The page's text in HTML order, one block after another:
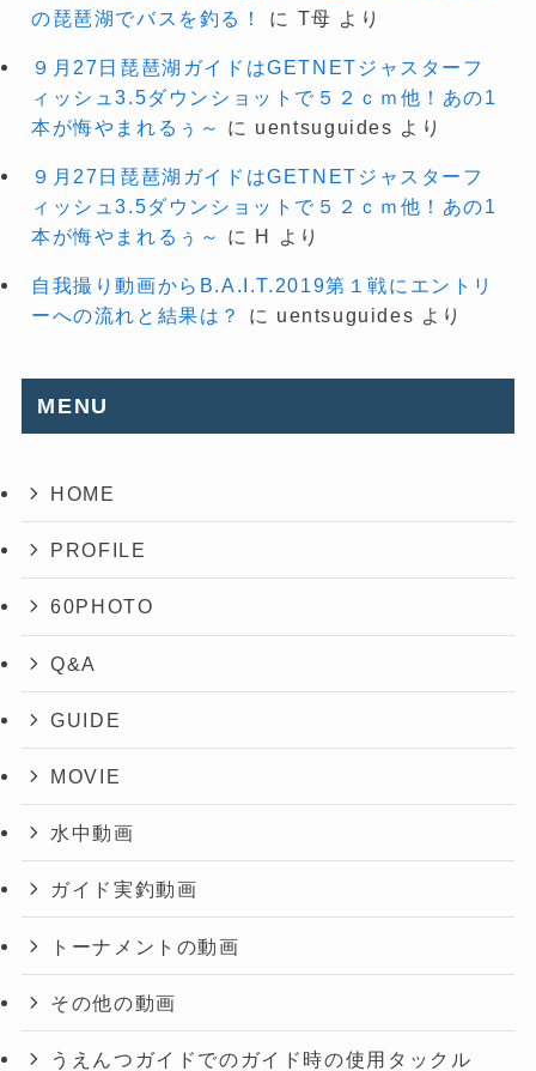
の琵琶湖でバスを釣る！
に T母 より
９月27日琵琶湖ガイドはGETNETジャスターフ
ィッシュ3.5ダウンショットで５２ｃｍ他！あの1
本が悔やまれるぅ～
に uentsuguides より
９月27日琵琶湖ガイドはGETNETジャスターフ
ィッシュ3.5ダウンショットで５２ｃｍ他！あの1
本が悔やまれるぅ～
に H より
自我撮り動画からB.A.I.T.2019第１戦にエントリ
ーへの流れと結果は？
に uentsuguides より
MENU
HOME
PROFILE
60PHOTO
Q&A
GUIDE
MOVIE
水中動画
ガイド実釣動画
トーナメントの動画
その他の動画
うえんつガイドでのガイド時の使用タックル